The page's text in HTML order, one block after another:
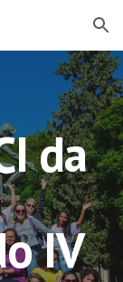
Skip to navigation
da
IV